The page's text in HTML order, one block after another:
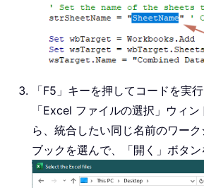
If FileChosen
For Each
Set
Set
On
If Not
「F5」キーを押してコードを実
「Excel ファイルの選択」ウィ
ら、統合したい同じ名前のワー
ブックを選んで、「開く」ボタン